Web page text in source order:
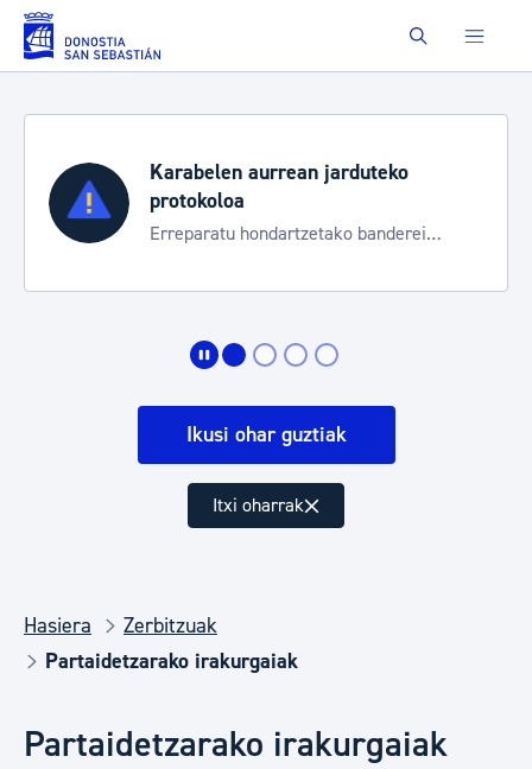
Eduki nagusira joan Buscar
Karabelen aurrean jarduteko
protokoloa
Erreparatu hondartzetako banderei
Ikusi ohar guztiak
Itxi oharrak
Hasiera
Zerbitzuak
Partaidetzarako irakurgaiak
Partaidetzarako irakurgaiak